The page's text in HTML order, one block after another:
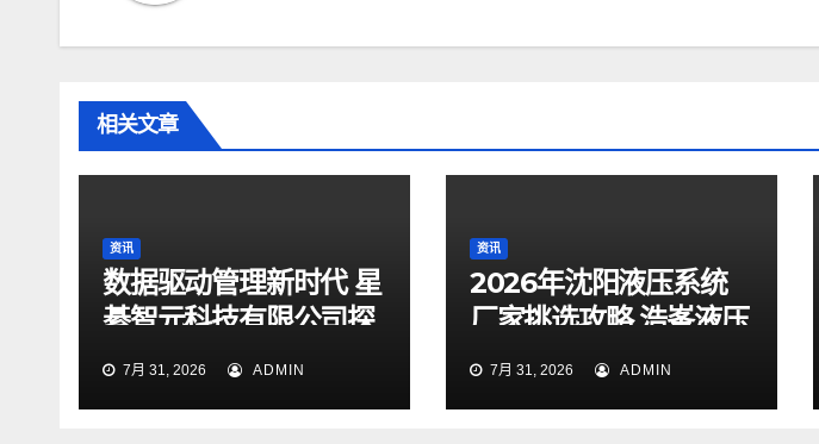
相关文章
资讯
数据驱动管理新时代 星
綦智元科技有限公司探
索智慧决策价值
7月 31, 2026 ADMIN
资讯
2026年沈阳液压系统
厂家挑选攻略 浩峯液压
等企业实测梳理
7月 31, 2026 ADMIN